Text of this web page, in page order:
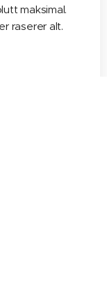
maksimal.
raserer alt.